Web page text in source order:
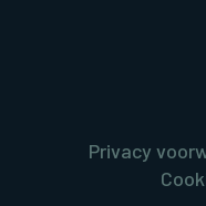
Privacy